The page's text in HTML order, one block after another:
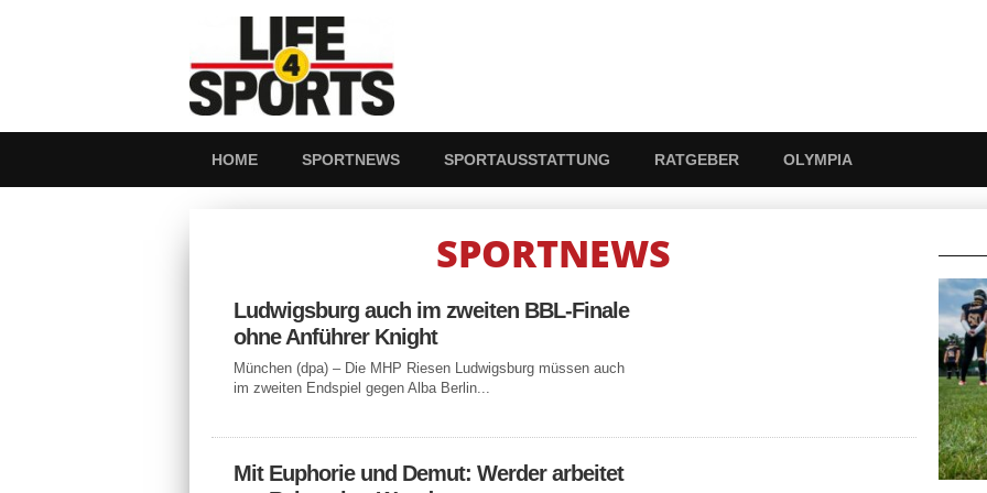
HOME SPORTNEWS SPORTAUSSTATTUNG RATGEBER OLYMPIA
SPORTNEWS
Ludwigsburg auch im zweiten BBL-Finale
ohne Anführer Knight
München (dpa) – Die MHP Riesen Ludwigsburg müssen auch
im zweiten Endspiel gegen Alba Berlin...
Mit Euphorie und Demut: Werder arbeitet